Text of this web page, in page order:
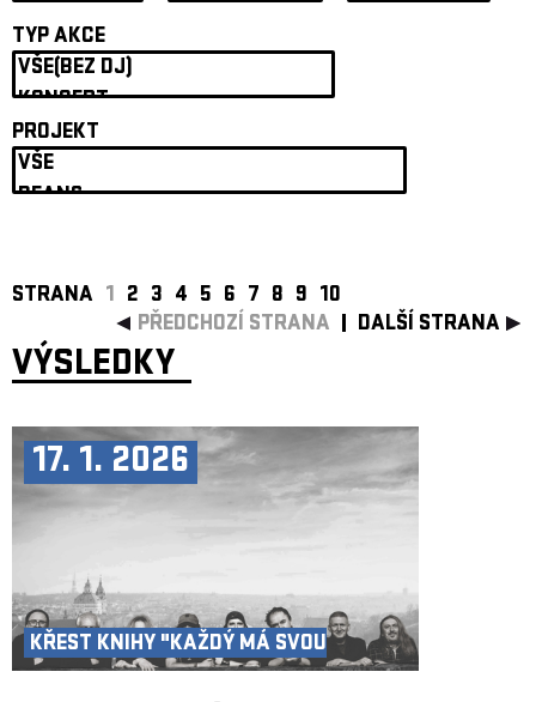
TYP AKCE
PROJEKT
STRANA 1 2 3 4 5 6 7 8 9 10
PŘEDCHOZÍ STRANA
DALŠÍ STRANA
VÝSLEDKY
17. 1. 2026
KŘEST KNIHY "KAŽDÝ MÁ SVOU